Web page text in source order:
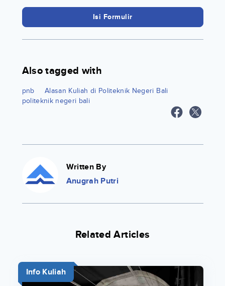
Isi Formulir
Also tagged with
pnb
Alasan Kuliah di Politeknik Negeri Bali
politeknik negeri bali
Written By
Anugrah Putri
Related Articles
Info Kuliah